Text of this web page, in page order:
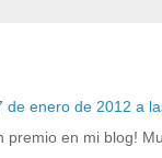
de enero de 2012 a
premio en mi blog!